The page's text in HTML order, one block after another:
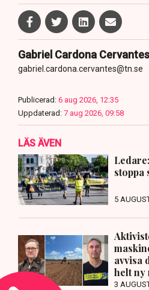
Gabriel Cardona Cervantes
gabriel.cardona.cervantes@tn.se
Publicerad: 6 aug 2026, 12:35
Uppdaterad: 7 aug 2026, 09:58
LÄS ÄVEN
stoppa
5
avvisa
helt ny
3